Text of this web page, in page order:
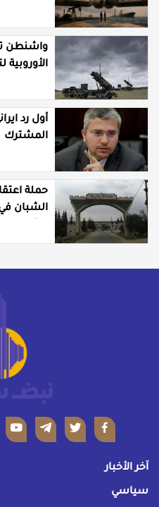
واشنطن
أول رد
المشترك
حملة
الشبان
آخر الأخبار
سياسي